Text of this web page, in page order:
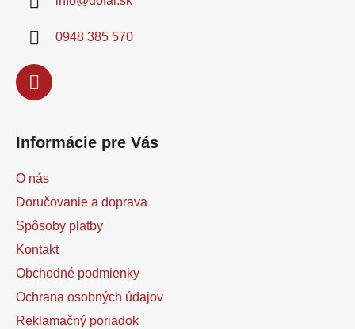
0948 385 570
Informácie pre Vás
O nás
Doručovanie a doprava
Spôsoby platby
Kontakt
Obchodné podmienky
Ochrana osobných údajov
Reklamačný poriadok